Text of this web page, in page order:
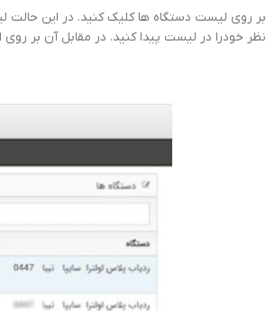
بر روی لیست دستگاه ها کلیک کنید. در این حالت
نظر خودرا در لیست پیدا کنید. در مقابل آن بر